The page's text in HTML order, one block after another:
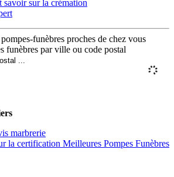
sur la crémation
funèbres proches de chez vous
funèbres par ville ou code postal
marbrerie
la certification Meilleures Pompes Funèbres